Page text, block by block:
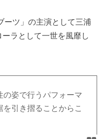
ーツ」の主演として三浦
ラとして一世を風靡し
の姿で行うパフォーマ
引き摺ることからこ